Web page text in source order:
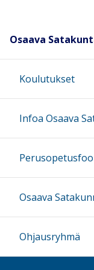
Osaava
Koulutukset
Infoa Osaava
Osaava
Ohjausryhmä